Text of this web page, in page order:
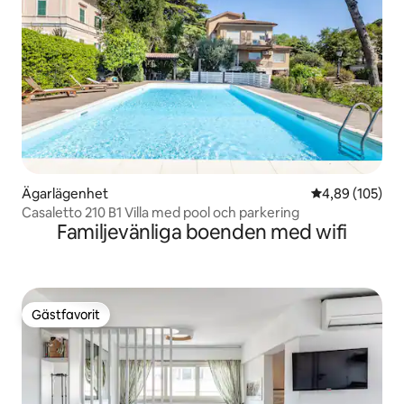
Ägarlägenhet 4,89 av 5 i
4,89 (105)
Casaletto 210 B1 Villa med pool och parkering
Familjevänliga boenden med wifi
Gästfavorit
Gästfavorit